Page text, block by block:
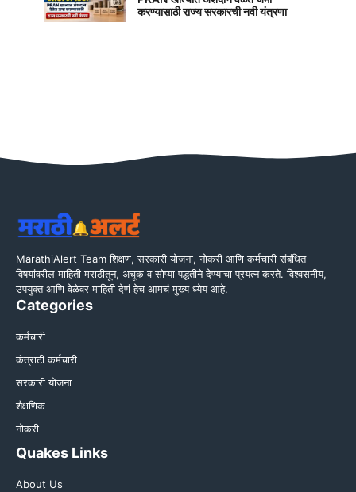
करण्यासाठी राज्य सरकारची नवी यंत्रणा
MarathiAlert Team शिक्षण, सरकारी योजना, नोकरी आणि कर्मचारी संबंधित
विषयांवरील माहिती मराठीतून, अचूक व सोप्या पद्धतीने देण्याचा प्रयत्न करते. विश्वसनीय,
उपयुक्त आणि वेळेवर माहिती देणं हेच आमचं मुख्य ध्येय आहे.
Categories
कर्मचारी
कंत्राटी कर्मचारी
सरकारी योजना
शैक्षणिक
नोकरी
Quakes Links
About Us